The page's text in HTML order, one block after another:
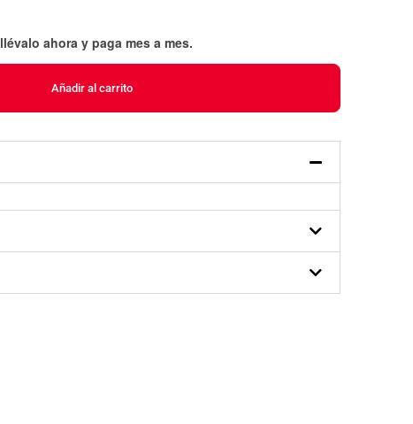
llévalo ahora y paga mes a mes.
Añadir al carrito